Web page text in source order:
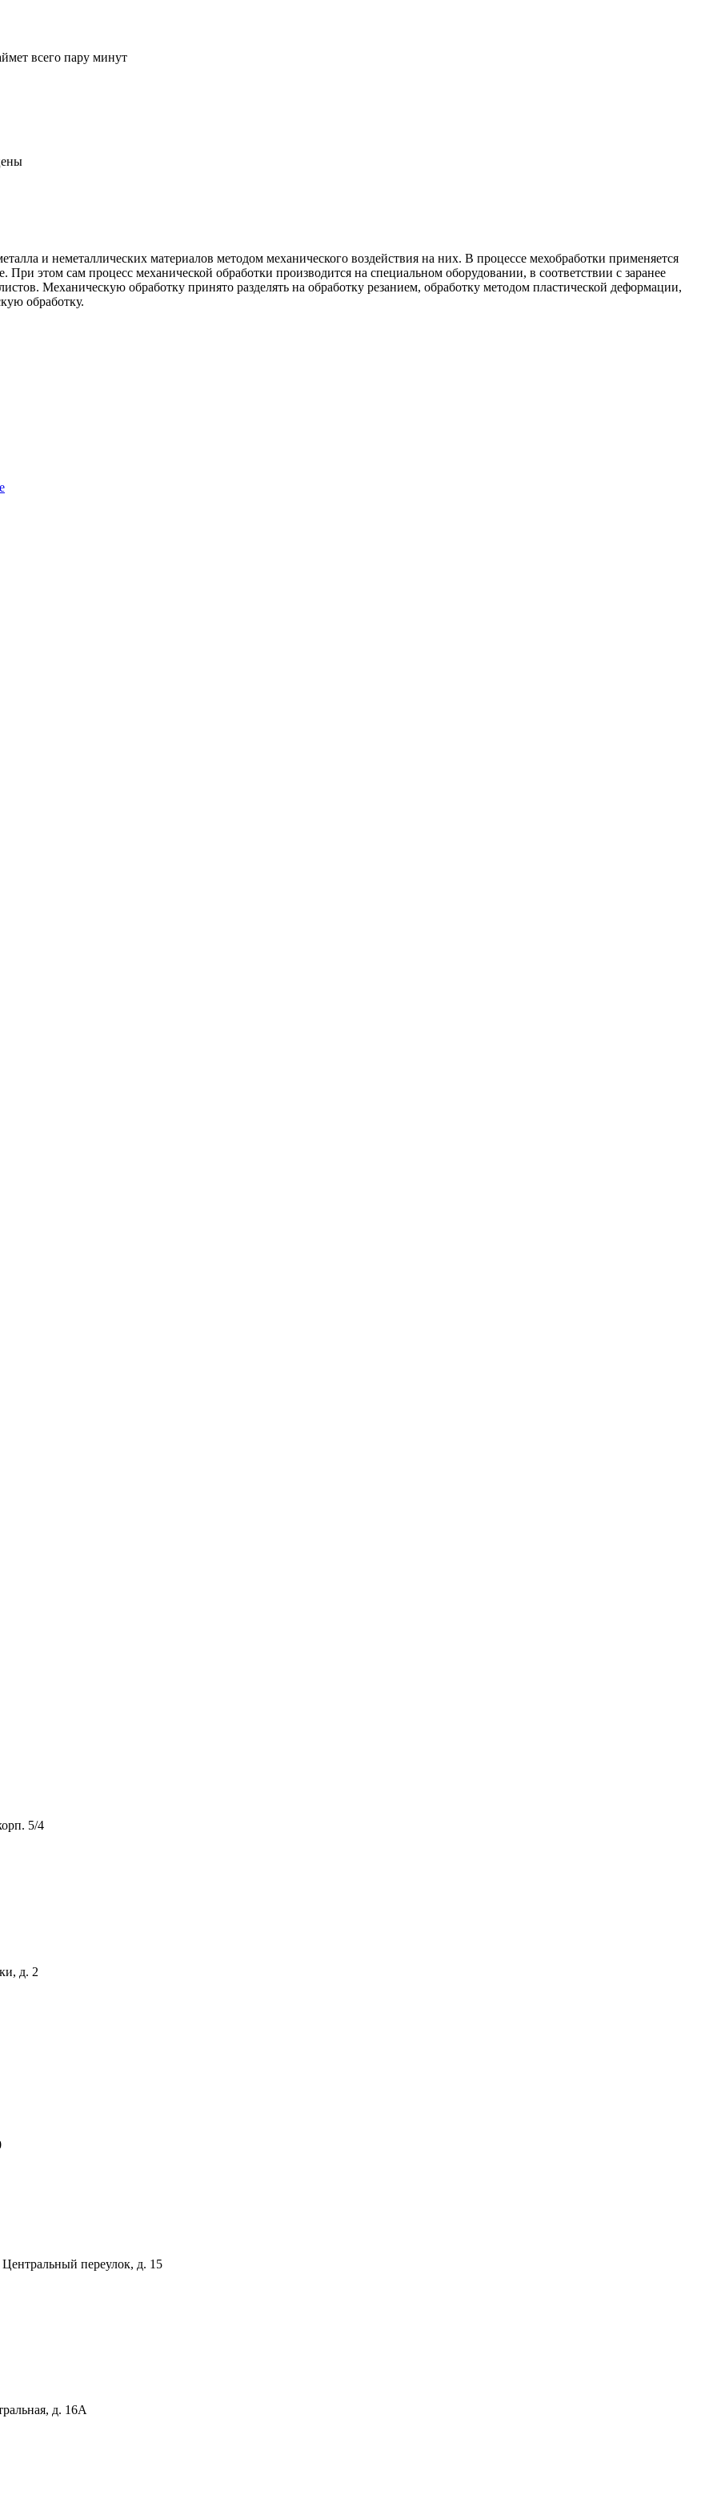
всего пару минут
и неметаллических материалов методом механического воздействия на них. В процессе мехобработки применяется
этом сам процесс механической обработки производится на специальном оборудовании, в соответствии с заранее
Механическую обработку принято разделять на обработку резанием, обработку методом пластической деформации,
обработку.
5/4
д. 2
переулок, д. 15
д. 16А